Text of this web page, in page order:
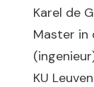
Karel de
Master in
KU Leuven